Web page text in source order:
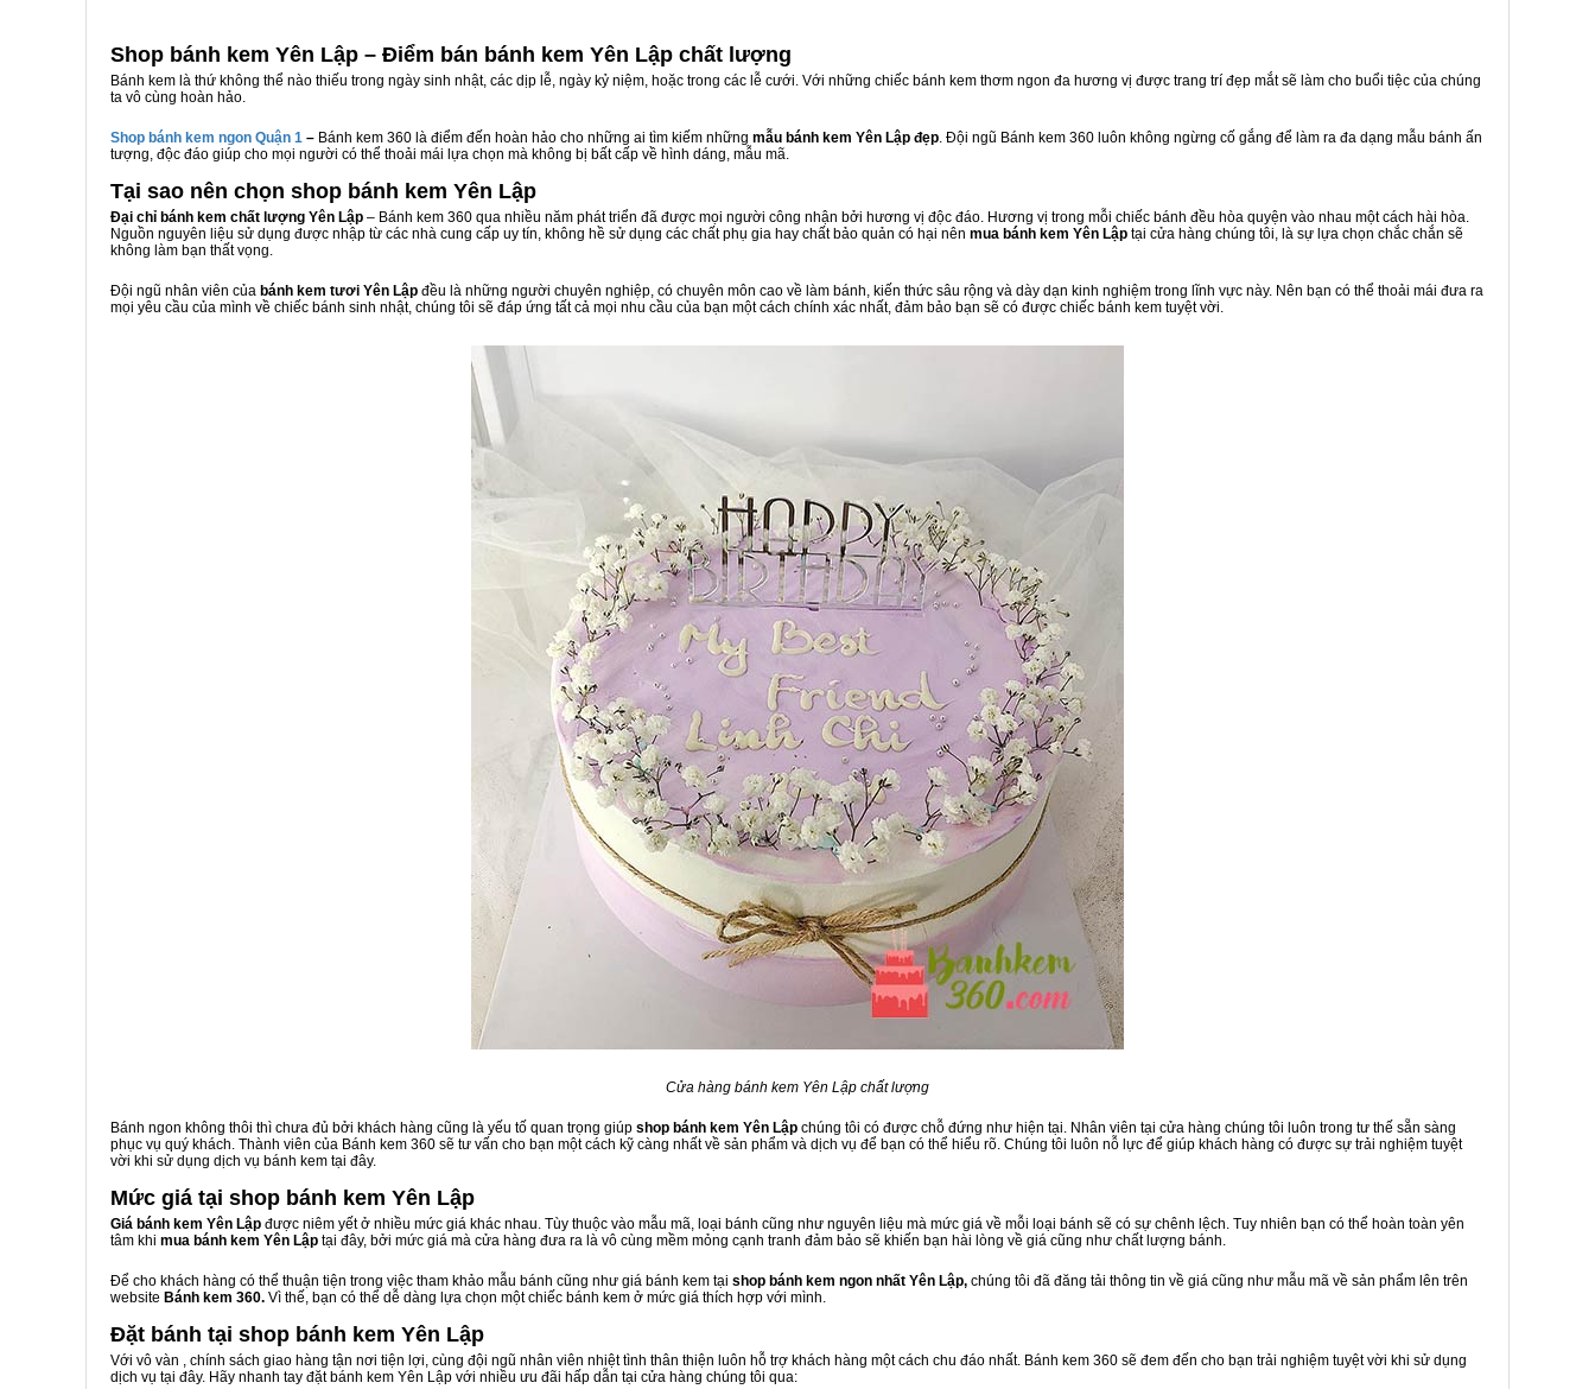
Shop bánh kem Yên Lập – Điểm bán bánh kem Yên Lập chất lượng
Bánh kem là thứ không thể nào thiếu trong ngày sinh nhật, các dịp lễ, ngày kỷ niệm, hoặc trong các lễ cưới. Với những chiếc bánh kem thơm ngon đa hương vị được trang trí đẹp mắt sẽ làm cho buổi tiệc của chúng
ta vô cùng hoàn hảo.
Shop bánh kem ngon Quận 1 – Bánh kem 360 là điểm đến hoàn hảo cho những ai tìm kiếm những mẫu bánh kem Yên Lập đẹp. Đội ngũ Bánh kem 360 luôn không ngừng cố gắng để làm ra đa dạng mẫu bánh ấn
tượng, độc đáo giúp cho mọi người có thể thoải mái lựa chọn mà không bị bất cấp về hình dáng, mẫu mã.
Tại sao nên chọn shop bánh kem Yên Lập
Đại chỉ bánh kem chất lượng Yên Lập – Bánh kem 360 qua nhiều năm phát triển đã được mọi người công nhận bởi hương vị độc đáo. Hương vị trong mỗi chiếc bánh đều hòa quyện vào nhau một cách hài hòa.
Nguồn nguyên liệu sử dụng được nhập từ các nhà cung cấp uy tín, không hề sử dụng các chất phụ gia hay chất bảo quản có hại nên mua bánh kem Yên Lập tại cửa hàng chúng tôi, là sự lựa chọn chắc chắn sẽ
không làm bạn thất vọng.
Đội ngũ nhân viên của bánh kem tươi Yên Lập đều là những người chuyên nghiệp, có chuyên môn cao về làm bánh, kiến thức sâu rộng và dày dạn kinh nghiệm trong lĩnh vực này. Nên bạn có thể thoải mái đưa ra
mọi yêu cầu của mình về chiếc bánh sinh nhật, chúng tôi sẽ đáp ứng tất cả mọi nhu cầu của bạn một cách chính xác nhất, đảm bảo bạn sẽ có được chiếc bánh kem tuyệt vời.
Cửa hàng bánh kem Yên Lập chất lượng
Bánh ngon không thôi thì chưa đủ bởi khách hàng cũng là yếu tố quan trọng giúp shop bánh kem Yên Lập chúng tôi có được chỗ đứng như hiện tại. Nhân viên tại cửa hàng chúng tôi luôn trong tư thế sẵn sàng
phục vụ quý khách. Thành viên của Bánh kem 360 sẽ tư vấn cho bạn một cách kỹ càng nhất về sản phẩm và dịch vụ để bạn có thể hiểu rõ. Chúng tôi luôn nỗ lực để giúp khách hàng có được sự trải nghiệm tuyệt
vời khi sử dụng dịch vụ bánh kem tại đây.
Mức giá tại shop bánh kem Yên Lập
Giá bánh kem Yên Lập được niêm yết ở nhiều mức giá khác nhau. Tùy thuộc vào mẫu mã, loại bánh cũng như nguyên liệu mà mức giá về mỗi loại bánh sẽ có sự chênh lệch. Tuy nhiên bạn có thể hoàn toàn yên
tâm khi mua bánh kem Yên Lập tại đây, bởi mức giá mà cửa hàng đưa ra là vô cùng mềm mỏng cạnh tranh đảm bảo sẽ khiến bạn hài lòng về giá cũng như chất lượng bánh.
Để cho khách hàng có thể thuận tiện trong việc tham khảo mẫu bánh cũng như giá bánh kem tại shop bánh kem ngon nhất Yên Lập, chúng tôi đã đăng tải thông tin về giá cũng như mẫu mã về sản phẩm lên trên
website Bánh kem 360. Vì thế, bạn có thể dễ dàng lựa chọn một chiếc bánh kem ở mức giá thích hợp với mình.
Đặt bánh tại shop bánh kem Yên Lập
Với vô vàn , chính sách giao hàng tận nơi tiện lợi, cùng đội ngũ nhân viên nhiệt tình thân thiện luôn hỗ trợ khách hàng một cách chu đáo nhất. Bánh kem 360 sẽ đem đến cho bạn trải nghiệm tuyệt vời khi sử dụng
dịch vụ tại đây. Hãy nhanh tay đặt bánh kem Yên Lập với nhiều ưu đãi hấp dẫn tại cửa hàng chúng tôi qua: